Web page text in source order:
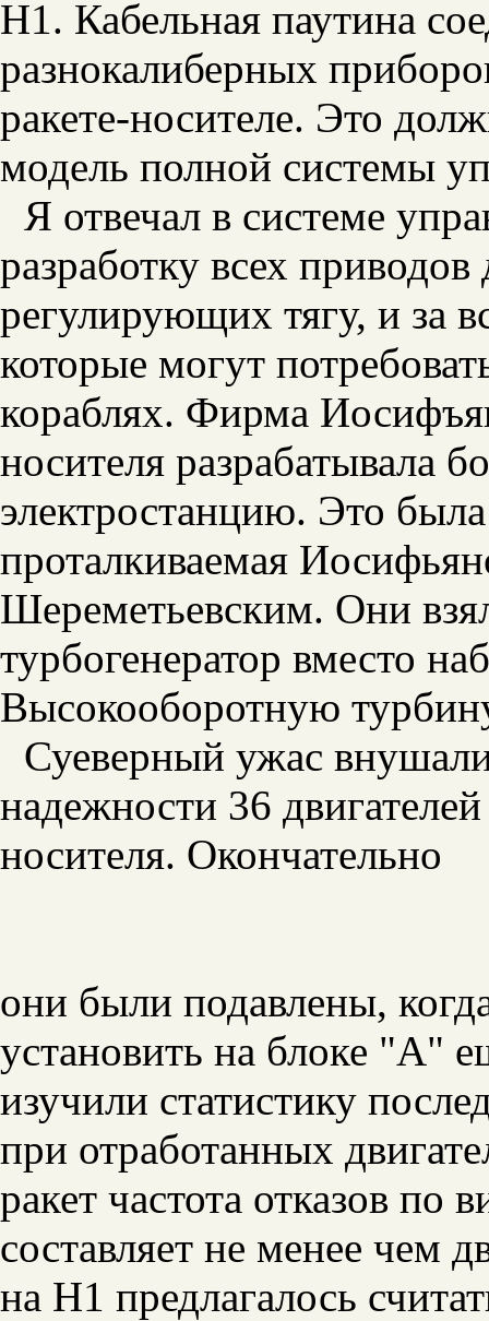
Н1. Кабельная паутина
разнокалиберных
ракете-носителе. Это
модель полной системы
Я отвечал в системе
разработку всех
регулирующих тягу, и за
которые могут
кораблях. Фирма
носителя разрабатывала
электростанцию. Это
проталкиваемая
Шереметьевским. Они
турбогенератор вместо
Высокооборотную
Суеверный ужас
надежности 36
носителя. Окончательно
они были подавлены,
установить на блоке "А"
изучили статистику
при отработанных
ракет частота отказов по
составляет не менее чем
на Н1 предлагалось